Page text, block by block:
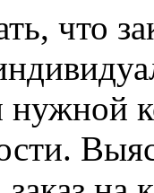
что
нужной